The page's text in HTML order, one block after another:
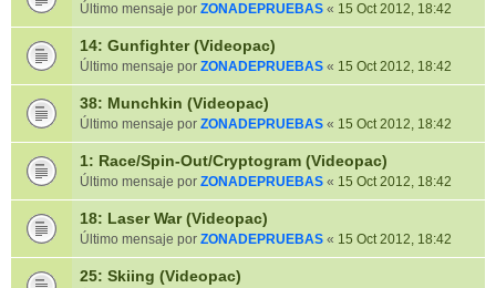
Último mensaje por ZONADEPRUEBAS « 15 Oct 2012, 18:42
14: Gunfighter (Videopac)
Último mensaje por ZONADEPRUEBAS « 15 Oct 2012, 18:42
38: Munchkin (Videopac)
Último mensaje por ZONADEPRUEBAS « 15 Oct 2012, 18:42
1: Race/Spin-Out/Cryptogram (Videopac)
Último mensaje por ZONADEPRUEBAS « 15 Oct 2012, 18:42
18: Laser War (Videopac)
Último mensaje por ZONADEPRUEBAS « 15 Oct 2012, 18:42
25: Skiing (Videopac)